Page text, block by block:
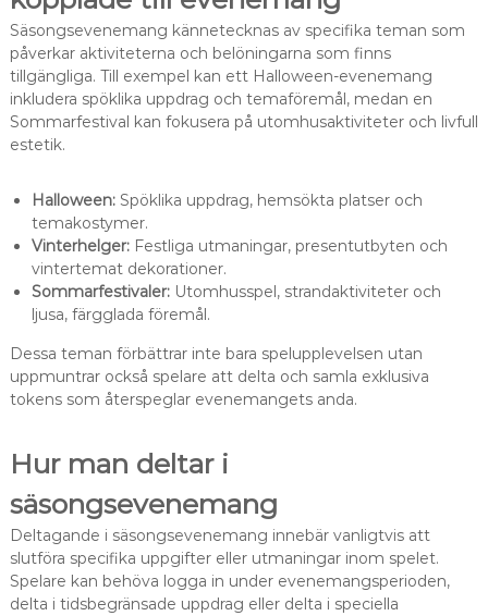
Säsongsevenemang kännetecknas av specifika teman som
påverkar aktiviteterna och belöningarna som finns
tillgängliga. Till exempel kan ett Halloween-evenemang
inkludera spöklika uppdrag och temaföremål, medan en
Sommarfestival kan fokusera på utomhusaktiviteter och livfull
estetik.
Halloween:Spöklika uppdrag, hemsökta platser och
temakostymer.
Vinterhelger:Festliga utmaningar, presentutbyten och
vintertemat dekorationer.
Sommarfestivaler:Utomhusspel, strandaktiviteter och
ljusa, färgglada föremål.
Dessa teman förbättrar inte bara spelupplevelsen utan
uppmuntrar också spelare att delta och samla exklusiva
tokens som återspeglar evenemangets anda.
Hur man deltar i
säsongsevenemang
Deltagande i säsongsevenemang innebär vanligtvis att
slutföra specifika uppgifter eller utmaningar inom spelet.
Spelare kan behöva logga in under evenemangsperioden,
delta i tidsbegränsade uppdrag eller delta i speciella